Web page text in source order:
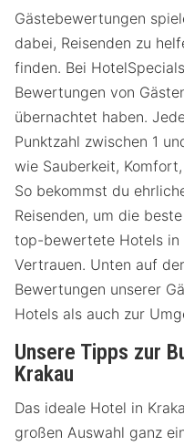
Gästebewertungen
dabei, Reisenden zu
finden. Bei
Bewertungen von
übernachtet haben.
Punktzahl zwischen 1
wie Sauberkeit,
So bekommst du
Reisenden, um die
top-bewertete Hotels in
Vertrauen. Unten auf
Bewertungen unserer
Hotels als auch zur
Unsere Tipps zur
Krakau
Das ideale Hotel in
großen Auswahl ganz